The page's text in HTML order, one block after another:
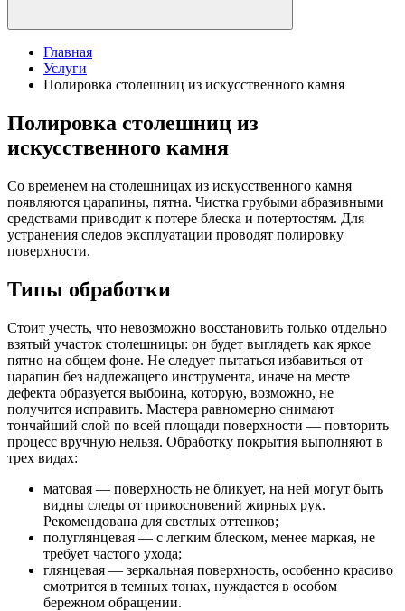
Главная
Услуги
Полировка столешниц из искусственного камня
Полировка столешниц из
искусственного камня
Со временем на столешницах из искусственного камня
появляются царапины, пятна. Чистка грубыми абразивными
средствами приводит к потере блеска и потертостям. Для
устранения следов эксплуатации проводят полировку
поверхности.
Типы обработки
Стоит учесть, что невозможно восстановить только отдельно
взятый участок столешницы: он будет выглядеть как яркое
пятно на общем фоне. Не следует пытаться избавиться от
царапин без надлежащего инструмента, иначе на месте
дефекта образуется выбоина, которую, возможно, не
получится исправить. Мастера равномерно снимают
тончайший слой по всей площади поверхности — повторить
процесс вручную нельзя. Обработку покрытия выполняют в
трех видах:
матовая — поверхность не бликует, на ней могут быть
видны следы от прикосновений жирных рук.
Рекомендована для светлых оттенков;
полуглянцевая — с легким блеском, менее маркая, не
требует частого ухода;
глянцевая — зеркальная поверхность, особенно красиво
смотрится в темных тонах, нуждается в особом
бережном обращении.